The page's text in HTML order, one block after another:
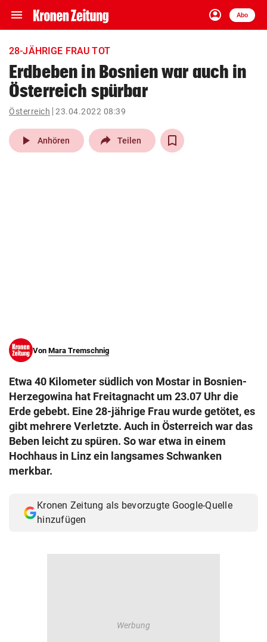
menu Navigation
ein-/ausklappen
account_circle
Anmelden
Abo
close Schließen
account_circle Anmelden
pin_drop
Wien arrow_right
28-JÄHRIGE FRAU TOT
Erdbeben in Bosnien war auch in
Österreich spürbar
Österreich 23.04.2022 08:39
play_arrow Anhören Teilen
Von Mara Tremschnig
Etwa 40 Kilometer südlich von Mostar in Bosnien-
Herzegowina hat Freitagnacht um 23.07 Uhr die
Erde gebebt. Eine 28-jährige Frau wurde getötet, es
gibt mehrere Verletzte. Auch in Österreich war das
Beben leicht zu spüren. So war etwa in einem
Hochhaus in Linz ein langsames Schwanken
merkbar.
Kronen Zeitung als bevorzugte Google-Quelle
hinzufügen